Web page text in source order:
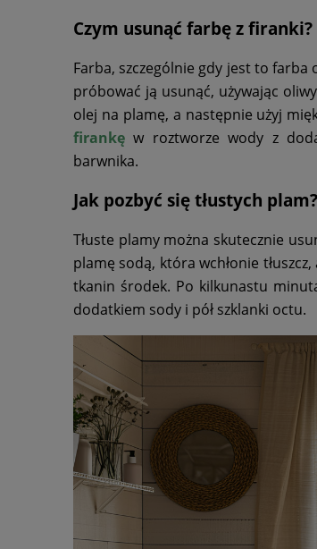
Czym usunąć farbę z firanki?
Farba, szczególnie gdy jest to farba
próbować ją usunąć, używając
olej na plamę, a następnie użyj
firankę w roztworze wody z
barwnika.
Jak pozbyć się tłustych plam?
Tłuste plamy można skutecznie
plamę sodą, która wchłonie
tkanin środek. Po kilkunastu
dodatkiem sody i pół szklanki octu.